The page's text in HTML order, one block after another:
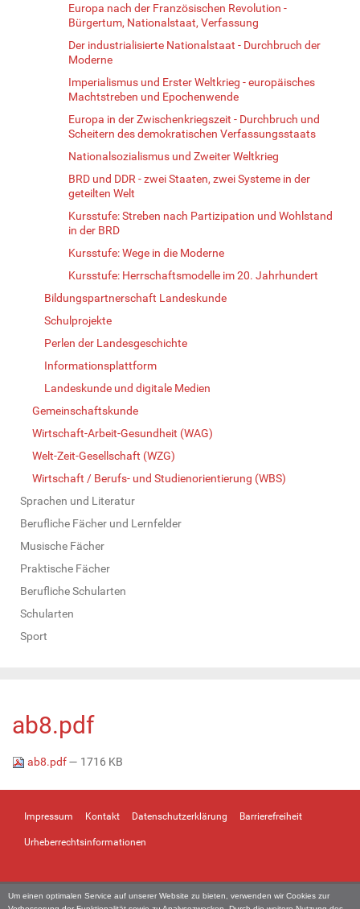
Um einen optimalen Service auf unserer Website zu bieten, verwenden wir Cookies zur
Europa nach der Französischen Revolution -
Bürgertum, Nationalstaat, Verfassung
Der industrialisierte Nationalstaat - Durchbruch der
Moderne
Imperialismus und Erster Weltkrieg - europäisches
Machtstreben und Epochenwende
Europa in der Zwischenkriegszeit - Durchbruch und
Scheitern des demokratischen Verfassungsstaats
Nationalsozialismus und Zweiter Weltkrieg
BRD und DDR - zwei Staaten, zwei Systeme in der
geteilten Welt
Kursstufe: Streben nach Partizipation und Wohlstand
in der BRD
Kursstufe: Wege in die Moderne
Kursstufe: Herrschaftsmodelle im 20. Jahrhundert
Bildungspartnerschaft Landeskunde
Schulprojekte
Perlen der Landesgeschichte
Informationsplattform
Landeskunde und digitale Medien
Gemeinschaftskunde
Wirtschaft-Arbeit-Gesundheit (WAG)
Welt-Zeit-Gesellschaft (WZG)
Wirtschaft / Berufs- und Studienorientierung (WBS)
Sprachen und Literatur
Berufliche Fächer und Lernfelder
Musische Fächer
Praktische Fächer
Berufliche Schularten
Schularten
Sport
ab8.pdf
ab8.pdf— 1716 KB
Impressum Kontakt Datenschutzerklärung Barrierefreiheit
Urheberrechtsinformationen